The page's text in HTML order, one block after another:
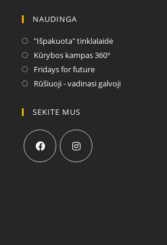
NAUDINGA
"Išpakuota" tinklalaidė
Kūrybos kampas 360°
Fridays for future
Rūšiuoji - vadinasi galvoji
SEKITE MUS